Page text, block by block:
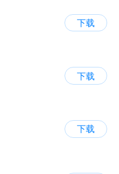
下载
下载
下载